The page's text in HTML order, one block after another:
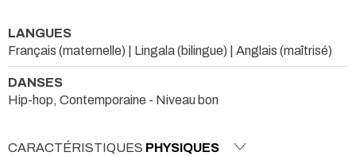
LANGUES
Français (maternelle) | Lingala (bilingue) | Anglais (maîtrisé)
DANSES
Hip-hop, Contemporaine - Niveau bon
CARACTÉRISTIQUES PHYSIQUES